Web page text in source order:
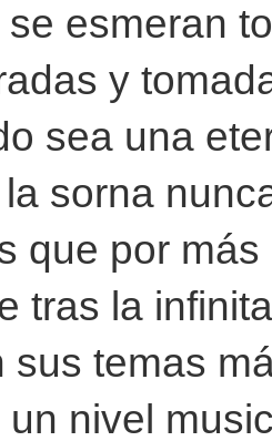
esmeran
y
sea una
sorna
que por
tras la
sus temas
nivel